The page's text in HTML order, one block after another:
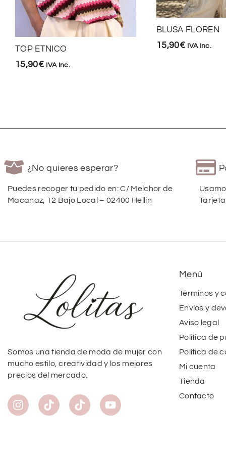
TOP ETNICO
15,90€ IVA Inc.
BLUSA FLOREN
15,90€ IVA Inc.
¿No quieres esperar?
Puedes recoger tu pedido en: C/ Melchor de
Macanaz, 12 Bajo Local – 02400 Hellín
Somos una tienda de moda de mujer con
mucho estilo, creatividad y los mejores
precios del mercado.
Menú
Términos y
Envíos y
Aviso legal
Política de
Política de
Mi cuenta
Tienda
Contacto